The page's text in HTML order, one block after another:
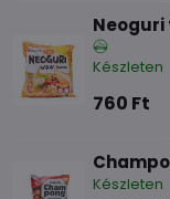
Neoguri
Készleten
760 Ft
Készleten